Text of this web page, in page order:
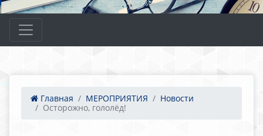
Главная МЕРОПРИЯТИЯ
Новости
Осторожно, гололёд!